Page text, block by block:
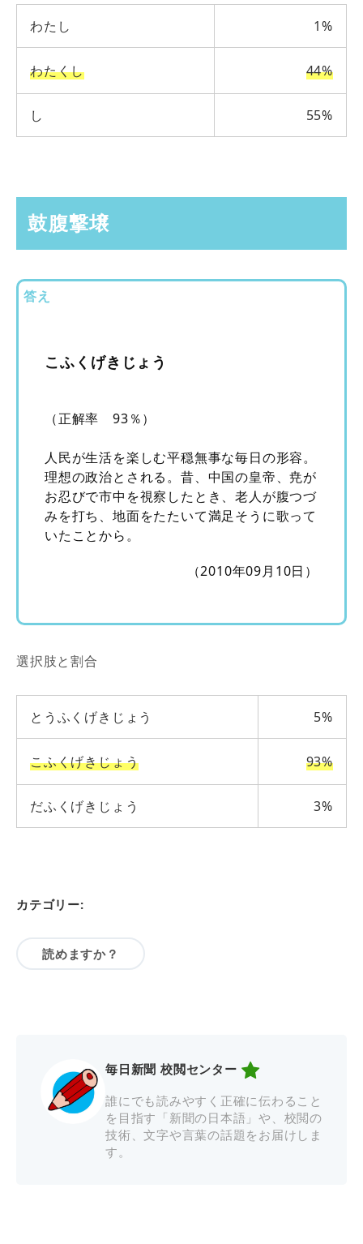
わたし 1%
わたくし 44%
し 55%
鼓腹撃壌
答え
こふくげきじょう
（正解率 93％）
人民が生活を楽しむ平穏無事な毎日の形容。
理想の政治とされる。昔、中国の皇帝、尭が
お忍びで市中を視察したとき、老人が腹つづ
みを打ち、地面をたたいて満足そうに歌って
いたことから。
（2010年09月10日）
選択肢と割合
とうふくげきじょう 5%
こふくげきじょう 93%
だふくげきじょう 3%
カテゴリー:
読めますか？
毎日新聞 校閲センター
誰にでも読みやすく正確に伝わること
を目指す「新聞の日本語」や、校閲の
技術、文字や言葉の話題をお届けしま
す。